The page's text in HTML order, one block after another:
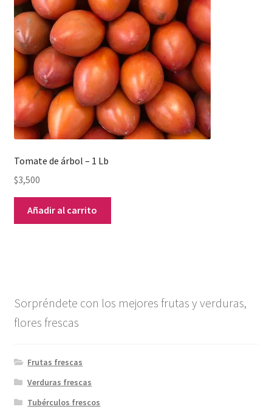
Tomate de árbol – 1 Lb
$3,500
Añadir al carrito
Sorpréndete con los mejores frutas y verduras,
flores frescas
Frutas frescas
Verduras frescas
Tubérculos frescos